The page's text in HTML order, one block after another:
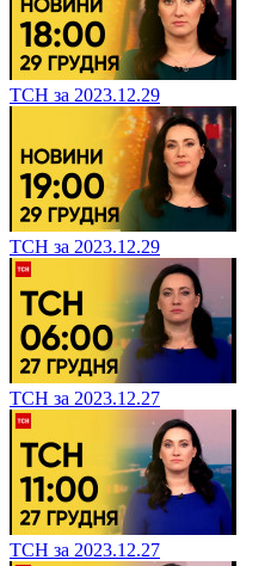
ТСН за 2023.12.29
ТСН за 2023.12.29
ТСН за 2023.12.27
ТСН за 2023.12.27